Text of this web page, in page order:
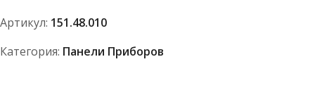
151.48.010
ХТЗ)
Артикул: 151.48.010
Категория: Панели Приборов